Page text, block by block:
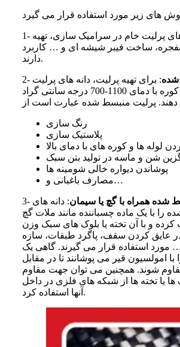
1- پرلیت خام در سرامیک سازی، تهیه
ساخت فیبر شیشه‌ ای و … کاربرد
دارند.
2- شده: برای تهیه پرلیت، دانه‌ های پرلیت
خام را در کوره با دمای 1100-700 درجه سانتی گراد
رنگ سازی
پلاستیک سازی
لوله‌ ها و کوره‌ های با دمای بالا
شن و ماسه در تولید بتن سبک
پوشاندن دیواره خالی شومینه‌ ها
مصارف باغبانی و…
3- شده همراه با گچ یا سیمان: دانه‌ های
را با یک ماده چسباننده مانند ملات گچ
کرده و با آن تخته‌ یا بلوک‌ های سبک وزن
عایق کردن سقف‌، پاگرد طبقات، سازه‌
استفاده قرار می‌ گیرند. گاهی یک
با امولسیون قیر می‌ پوشانند تا در مقابل
شوند. همچنین می‌ توان جهت مقاوم
ها یا تخته‌ ها از شبکه‌ های فلزی در داخل
آنها استفاده کرد.